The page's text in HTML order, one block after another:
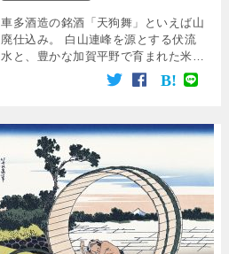
車多酒造の銘酒「天狗舞」といえば山
廃仕込み。 白山連峰を源とする伏流
水と、豊かな加賀平野で育まれた米
を、独自の伝統で醸します。 出来上
がるのは、澄んだ琥珀色が不思議な魅
ばかけるほど、旨さ […]